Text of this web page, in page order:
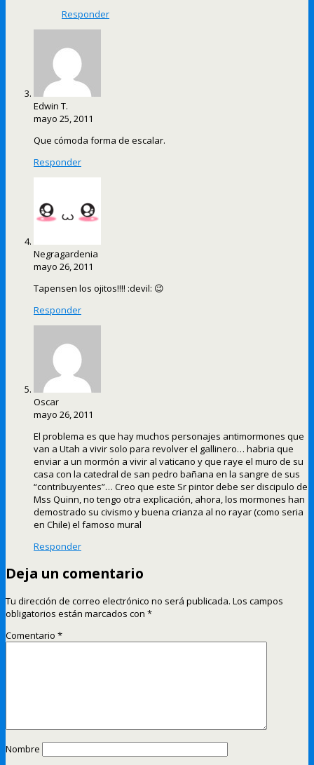
Responder
Edwin T.
mayo 25, 2011
Que cómoda forma de escalar.
Responder
Negragardenia
mayo 26, 2011
Tapensen los ojitos!!!! :devil: 😉
Responder
Oscar
mayo 26, 2011
El problema es que hay muchos personajes antimormones que
van a Utah a vivir solo para revolver el gallinero… habria que
enviar a un mormón a vivir al vaticano y que raye el muro de su
casa con la catedral de san pedro bañana en la sangre de sus
“contribuyentes”… Creo que este Sr pintor debe ser discipulo de
Mss Quinn, no tengo otra explicación, ahora, los mormones han
demostrado su civismo y buena crianza al no rayar (como seria
en Chile) el famoso mural
Responder
Deja un comentario
Tu dirección de correo electrónico no será publicada. Los campos
obligatorios están marcados con *
Comentario *
Nombre